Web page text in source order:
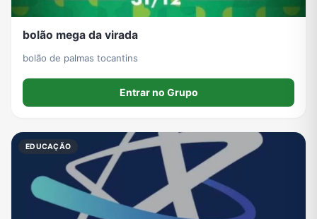
bolão mega da virada
bolão de palmas tocantins
Entrar no Grupo
EDUCAÇÃO